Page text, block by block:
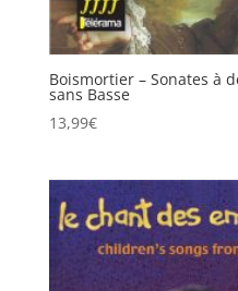
Boismortier – Sonates à
sans Basse
13,99€